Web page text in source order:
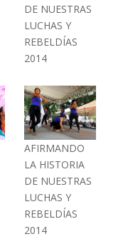
DE NUESTRAS
LUCHAS Y
REBELDÍAS
2014
AFIRMANDO
LA HISTORIA
DE NUESTRAS
LUCHAS Y
REBELDÍAS
2014